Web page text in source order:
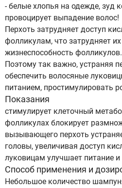
- белые хлопья на одежде, зуд
провоцирует выпадение волос!
Перхоть затрудняет доступ
фолликулам, что затрудняет
жизнеспособность фолликулов.
Поэтому так важно, устраняя
обеспечить волосяные
питанием, простимулировать
Показания
стимулирует клеточный
фолликулах блокирует
вызывающего перхоть
головы, увеличивая доступ
луковицам улучшает питание
Способ применения и
Небольшое количество